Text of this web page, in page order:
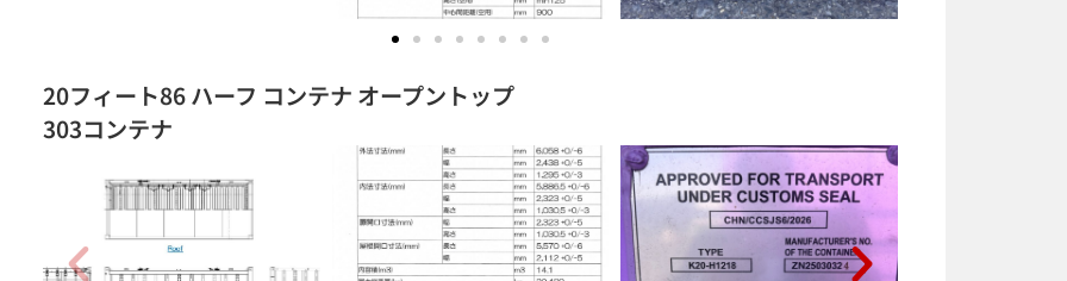
20フィート86 ハーフ コンテナ オープントップ
303コンテナ